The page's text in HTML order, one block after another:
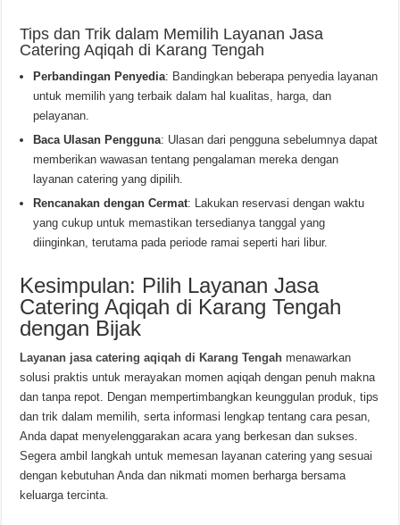
Tips dan Trik dalam Memilih Layanan Jasa
Catering Aqiqah di Karang Tengah
Perbandingan Penyedia: Bandingkan beberapa penyedia layanan
untuk memilih yang terbaik dalam hal kualitas, harga, dan
pelayanan.
Baca Ulasan Pengguna: Ulasan dari pengguna sebelumnya dapat
memberikan wawasan tentang pengalaman mereka dengan
layanan catering yang dipilih.
Rencanakan dengan Cermat: Lakukan reservasi dengan waktu
yang cukup untuk memastikan tersedianya tanggal yang
diinginkan, terutama pada periode ramai seperti hari libur.
Kesimpulan: Pilih Layanan Jasa
Catering Aqiqah di Karang Tengah
dengan Bijak
Layanan jasa catering aqiqah di Karang Tengah menawarkan
solusi praktis untuk merayakan momen aqiqah dengan penuh makna
dan tanpa repot. Dengan mempertimbangkan keunggulan produk, tips
dan trik dalam memilih, serta informasi lengkap tentang cara pesan,
Anda dapat menyelenggarakan acara yang berkesan dan sukses.
Segera ambil langkah untuk memesan layanan catering yang sesuai
dengan kebutuhan Anda dan nikmati momen berharga bersama
keluarga tercinta.